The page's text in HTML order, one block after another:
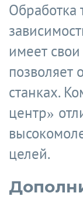
Обработка
имеет
позволяет
станках.
центр»
целей.